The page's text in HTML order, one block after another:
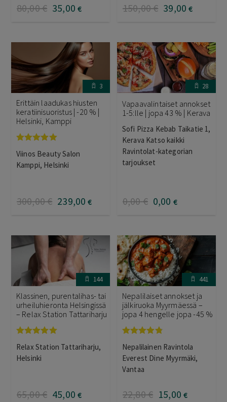
80,00€ 35,00 € 150,00€ 39,00 €
3
Erittäin laadukas hiusten
keratiinisuoristus | -20 % |
Helsinki, Kamppi
tuotteesta:
5.00/ 5
Viinos Beauty Salon
Kamppi, Helsinki
300,00€ 239,00 €
28
Vapaavalintaiset annokset
1-5:lle | jopa 43 % | Kerava
Sofi Pizza Kebab Taikatie 1,
Kerava Katso kaikki
Ravintolat-kategorian
tarjoukset
0,00€ 0,00 €
144
Klassinen, purentalihas- tai
urheiluhieronta Helsingissä
– Relax Station Tattariharju
tuotteesta:
5.00/ 5
Relax Station Tattariharju,
Helsinki
65,00€ 45,00 €
441
Nepalilaiset annokset ja
jälkiruoka Myyrmäessä –
jopa 4 hengelle jopa -45 %
tuotteesta:
4.75/ 5
Nepalilainen Ravintola
Everest Dine Myyrmäki,
Vantaa
22,80€ 15,00 €